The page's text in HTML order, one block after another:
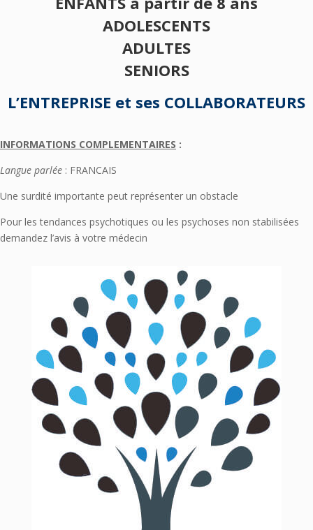
ADOLESCENTS
ADULTES
SENIORS
L’ENTREPRISE et ses COLLABORATEURS
INFORMATIONS COMPLEMENTAIRES :
Langue parlée : FRANCAIS
Une surdité importante peut représenter un obstacle
Pour les tendances psychotiques ou les psychoses non stabilisées
demandez l’avis à votre médecin